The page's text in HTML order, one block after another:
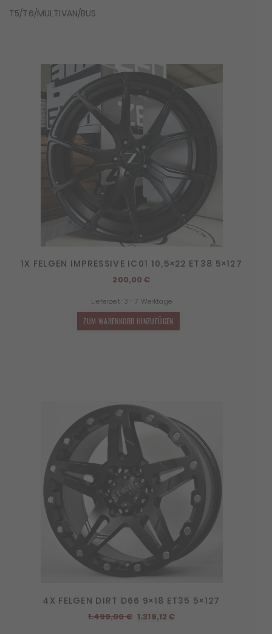
T5/T6/MULTIVAN/BUS
1X FELGEN IMPRESSIVE IC01 10,5×22 ET38 5×127
200,00€
Lieferzeit: 3 - 7 Werktage
ZUM WARENKORB HINZUFÜGEN
4X FELGEN DIRT D66 9×18 ET35 5×127
1.499,00€ Ursprünglicher
1.319,12€Aktueller